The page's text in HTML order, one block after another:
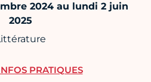
2024 au lundi 2 juin
2025
PRATIQUES